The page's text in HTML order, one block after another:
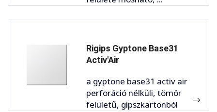
Rigips Gyptone Base31
Activ'Air
a gyptone base31 activ air
perforáció nélküli, tömör
felületű, gipszkartonból